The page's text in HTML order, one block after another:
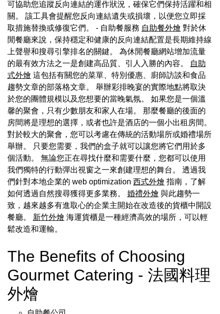
可協助您追蹤反向連結的運作狀況，確保它們保持活躍和相
關。 該工具會提醒您反向連結遺失或損壞，以便您立即採
取措施替換或修復它們。 - 自助餐服務 自助餐外燴 對於休
閒餐廳來說，保持穩定和健康的反向連結配置是長期維持線
上聲譽和搜尋引擎排名的關鍵。 為休閒餐廳網站增加流量
的最有效方法之一是創建高品質、引人入勝的內容。
自助
式外燴 這包括有關您的菜單、特別優惠、廚師訪談和食品
趨勢文章的部落格文章。 舉辦彩排晚宴的實際地點將取決
於您的團體規模以及您想要的當晚氣氛。 如果您是一個溫
馨的聚會，只有少數朋友和家人在場。 那麼餐廳的後面的
房間將是理想的選擇，或者也許是酒店的一個小出租房間。
對於較大的聚會，您可以考慮在傳統的活動場所或婚禮場所
舉辦。 只要您需要，我們的盒子就可以讓您將它們用於多
個活動。 無論您正在尋找什麼和需要什麼，您都可以使用
我們獨特的行動彈出視窗之一來創建理想的舞台。 透過我
們針對本地企業的 web optimization 西式外燴 指南，了解
如何透過自然搜尋獲得更多業務。 婚禮外燴 與此趨勢一
致，越來越多有進取心的企業主開始在改造後的貨櫃中開設
餐廳。 新竹外燴 海運貨櫃是一種經濟高效的場所，可以輕
鬆改造和運輸。
The Benefits of Choosing
Gourmet Catering - 法國料理
外燴